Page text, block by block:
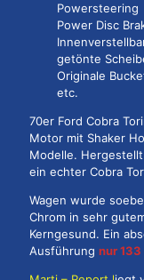
Powersteering
Power Disc
getönte
Originale
etc.
70er Ford Cobra
Motor mit Shaker
Modelle.
ein echter Cobra
Wagen wurde
Chrom in sehr
Kerngesund. Ein
Ausführung nur